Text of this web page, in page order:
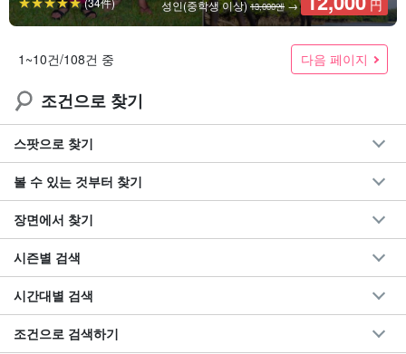
성인(중학생 이상)13,000엔→ 円
1~10건/108건 중 다음 페이지
조건으로 찾기
스팟으로 찾기
볼 수 있는 것부터 찾기
장면에서 찾기
시즌별 검색
시간대별 검색
조건으로 검색하기